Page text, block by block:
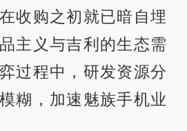
收购之初就已暗自埋
主义与吉利的生态需
过程中，研发资源分
糊，加速魅族手机业